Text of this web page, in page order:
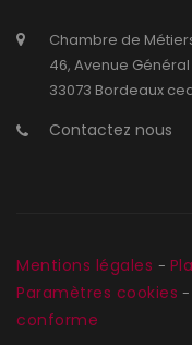
Chambre de
46, Avenue
33073 Bordeaux
Contactez nous
Mentions légales -
Paramètres cookies -
conforme